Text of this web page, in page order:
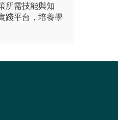
所需技能與知
踐平台，培養學